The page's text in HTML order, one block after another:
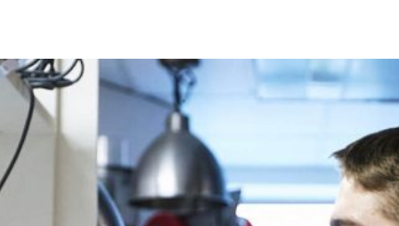
Veri Analizi
Geliştirilen ileri seviye
veri analizi ve yapay